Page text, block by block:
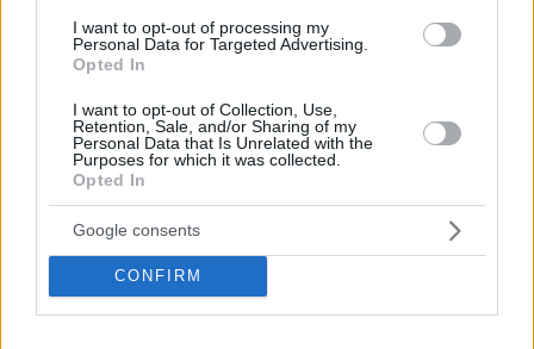
I want to opt-out of processing my
Personal Data for Targeted Advertising.
Opted In
I want to opt-out of Collection, Use,
Retention, Sale, and/or Sharing of my
Personal Data that Is Unrelated with the
Purposes for which it was collected.
Opted In
Google consents
CONFIRM